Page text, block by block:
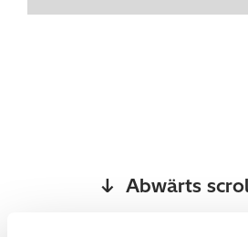
↓ Abwärts